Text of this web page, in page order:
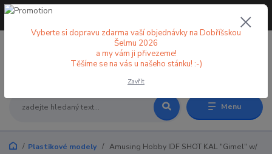
Menu
+420 773 998 582
Plastikové modely
Amusing Hobby IDF SHOT KAL "Gimel" w/
Vyberte si dopravu zdarma vaší objednávky na Dobříšskou
Šelmu 2026
a my vám ji přivezeme!
Těšíme se na vás u našeho stánku! :-)
Zavřít